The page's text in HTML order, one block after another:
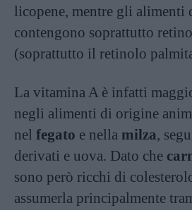
licopene, mentre gli alimenti
contengono soprattutto
(soprattutto il retinolo
La vitamina A è infatti
negli alimenti di origine
nel fegato e nella milza,
derivati e uova. Dato che
sono però ricchi di
assumerla principalmente